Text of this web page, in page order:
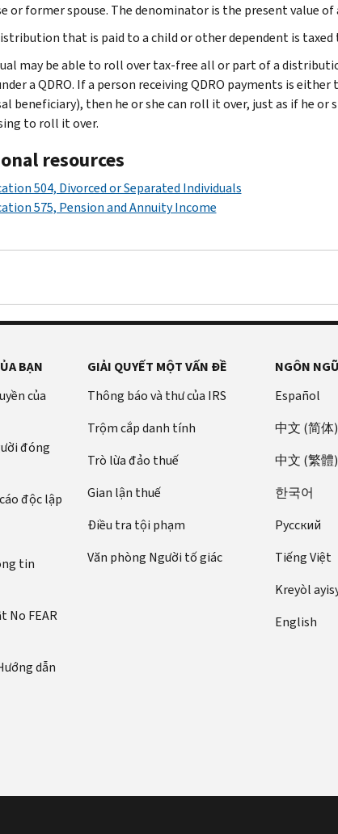
or former spouse. The denominator is the present value
that is paid to a child or other dependent is
may be able to roll over tax-free all or part of a
a QDRO. If a person receiving QDRO payments is
beneficiary), then he or she can roll it over, just as if he
to roll it over.
resources
504, Divorced or Separated Individuals
575, Pension and Annuity Income
BẠN
của
đóng
độc lập
tin
No FEAR
dẫn
GIẢI QUYẾT MỘT VẤN ĐỀ
Thông báo và thư của IRS
Trộm cắp danh tính
Trò lừa đảo thuế
Gian lận thuế
Điều tra tội phạm
Văn phòng Người tố giác
NGÔN
Español
中文 (简体)
中文 (繁體)
한국어
Pусский
Tiếng Việt
Kreyòl
English